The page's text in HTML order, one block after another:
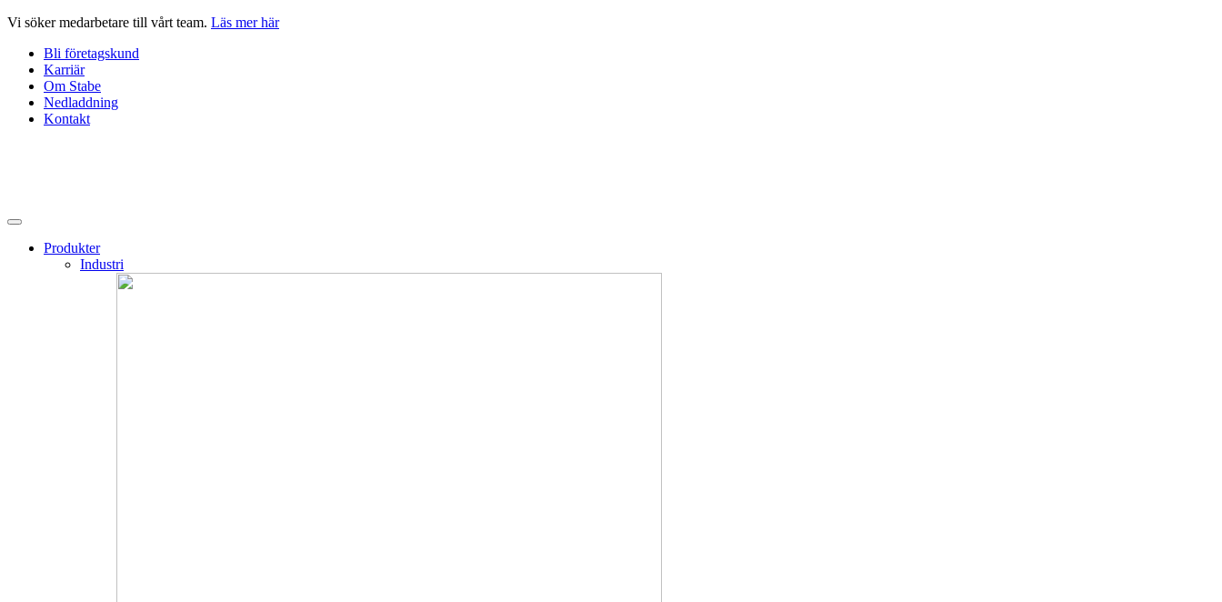
Hoppa
innehåll
Vi söker medarbetare till vårt team. Läs mer här
Bli företagskund
Karriär
Om Stabe
Nedladdning
Kontakt
Produkter
Industri